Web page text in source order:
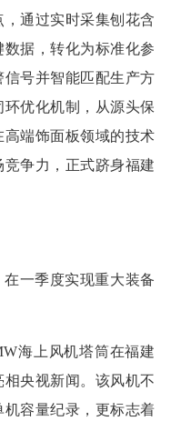
通过实时采集刨花含
据，转化为标准化参
号并智能匹配生产方
优化机制，从源头保
端饰面板领域的技术
争力，正式跻身福建
一季度实现重大装备
海上风机塔筒在福建
央视新闻。该风机不
容量纪录，更标志着